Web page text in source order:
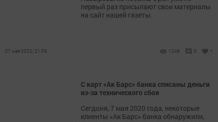
первый раз присылают свои материалы
на сайт нашей газеты.
07 мая 2020, 21:09 1246 0 1
С карт «Ак Барс» банка списаны деньги
из-за технического сбоя
Сегдоня, 7 мая 2020 года, некоторые
клиенты «Ак Барс» банка обнаружили,